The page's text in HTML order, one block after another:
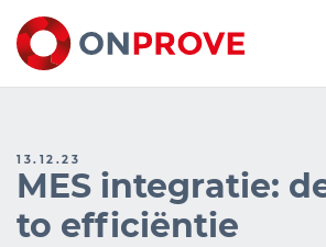
13.12.23
MES integratie:
to efficiëntie